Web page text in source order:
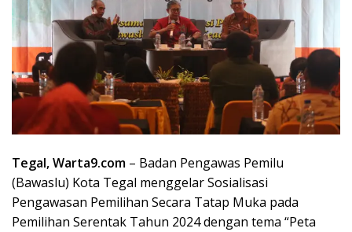
Tegal, Warta9.com – Badan Pengawas Pemilu
(Bawaslu) Kota Tegal menggelar Sosialisasi
Pengawasan Pemilihan Secara Tatap Muka pada
Pemilihan Serentak Tahun 2024 dengan tema “Peta